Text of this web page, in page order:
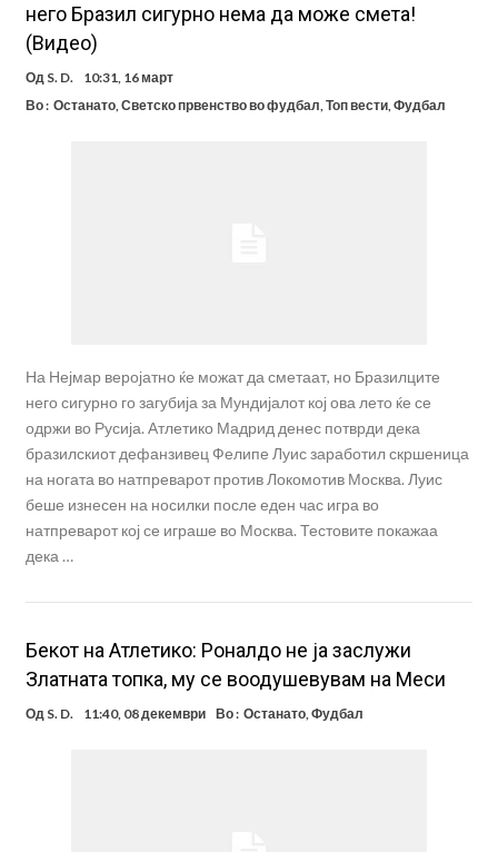
него Бразил сигурно нема да може смета!
(Видео)
Од S. D.
10:31, 16 март
Во : Останато, Светско првенство во фудбал Топ вести, Фудбал
На Нејмар веројатно ќе можат да сметаат, но Бразилците
него сигурно го загубија за Мундијалот кој ова лето ќе се
одржи во Русија. Атлетико Мадрид денес потврди дека
бразилскиот дефанзивец Фелипе Луис заработил скршеница
на ногата во натпреварот против Локомотив Москва. Луис
беше изнесен на носилки после еден час игра во
натпреварот кој се играше во Москва. Тестовите покажаа
дека …
Бекот на Атлетико: Роналдо не ја заслужи
Златната топка, му се воодушевувам на Меси
Од S. D. 11:40, 08 декември Во : Останато,Фудбал